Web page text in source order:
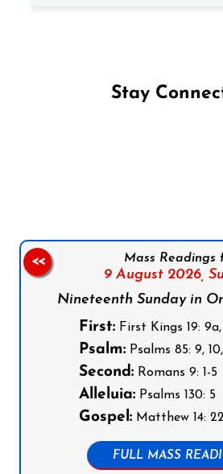
Stay
Mass Readings
9 August 2026,
Nineteenth Sunday in
First: First Kings 19: 9a,
Psalm: Psalms 85: 9, 10,
Second: Romans 9: 1-5
Alleluia: Psalms 130: 5
Gospel: Matthew 14:
FULL MASS
<<